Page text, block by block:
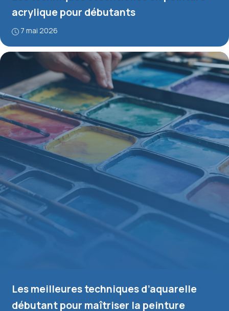
acrylique pour débutants
7 mai 2026
Les meilleures techniques d’aquarelle
débutant pour maîtriser la peinture